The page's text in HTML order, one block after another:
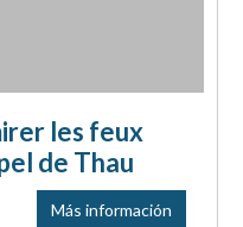
les feux
de Thau
Más información